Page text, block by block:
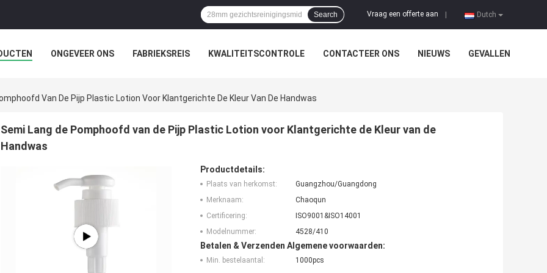
Dutch
Vraag een offerte aan
Search
ONGEVEER ONS FABRIEKSREIS KWALITEITSCONTROLE CONTACTEER ONS NIEUWS GEVALLEN
Van De Pijp Plastic Lotion Voor Klantgerichte De Kleur Van De Handwas
Semi Lang de Pomphoofd van de Pijp Plastic Lotion voor Klantgerichte de Kleur van de
Handwas
Productdetails:
Plaats van herkomst:
Guangzhou/Guangdong
Merknaam:
Chaoqun
Certificering:
ISO9001&ISO14001
Modelnummer:
4528/410
Betalen & Verzenden Algemene voorwaarden:
Min. bestelaantal:
1000pcs